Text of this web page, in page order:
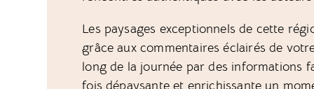
Les paysages exceptionnels de cette
grâce aux commentaires éclairés de
long de la journée par des informations
fois dépaysante et enrichissante un